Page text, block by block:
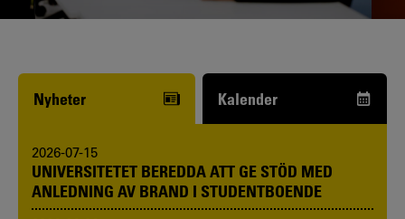
studie- och karriärvägledare kan hjälpa
Nyheter Kalender
2026-07-15
UNIVERSITETET BEREDDA ATT GE STÖD MED
ANLEDNING AV BRAND I STUDENTBOENDE